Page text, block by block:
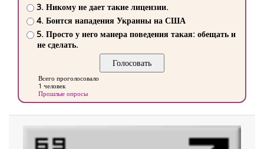
3. Никому не дает такие лицензии.
4. Боится нападения Украины на США
5. Просто у него манера поведения такая: обещать и
не сделать.
Всего проголосовало
1 человек
Прошлые опросы